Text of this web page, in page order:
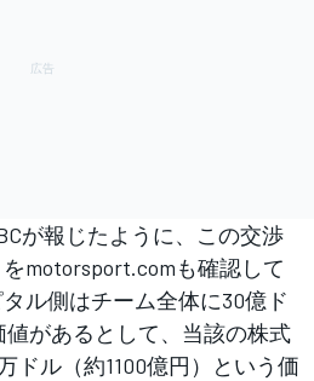
が報じたように、この交渉
motorsport.comも確認して
ル側はチーム全体に30億ド
があるとして、当該の株式
ドル（約1100億円）という価